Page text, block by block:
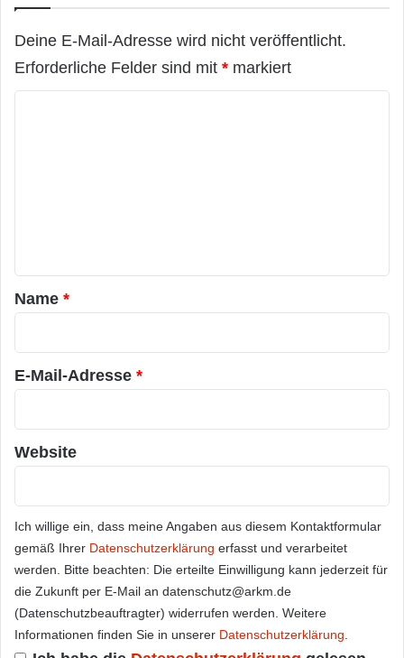
Deine E-Mail-Adresse wird nicht veröffentlicht.
Erforderliche Felder sind mit * markiert
a
r
*
Name *
E-Mail-Adresse *
Website
Ich willige ein, dass meine Angaben aus diesem Kontaktformular
gemäß Ihrer Datenschutzerklärung erfasst und verarbeitet
werden. Bitte beachten: Die erteilte Einwilligung kann jederzeit für
die Zukunft per E-Mail an datenschutz@arkm.de
(Datenschutzbeauftragter) widerrufen werden. Weitere
Informationen finden Sie in unserer Datenschutzerklärung.